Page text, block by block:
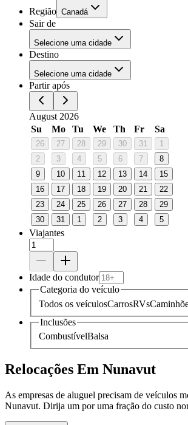
Região Canadá
Sair de
Selecione uma cidade
Destino
Selecione uma cidade
Partir após
August 2026
Su
Mo Tu We Th Fr Sa
26 27 28 29 30 31
1
2
3 4 5 6 7
8
9
10 11 12 13 14
15
16
17 18 19 20 21
22
23
24 25 26 27 28
29
30
31 1 2 3 4 5
Viajantes
Idade do condutor
Categoria do veículo
Todos os veículosCarrosRVs
Inclusões
CombustívelBalsa
Relocações Em Nunavut
As empresas de aluguel precisam de veículos
Nunavut. Dirija um por uma fração do custo